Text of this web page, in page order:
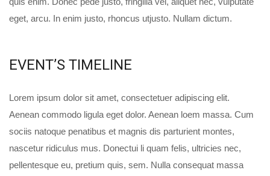
eget, arcu. In enim justo, rhoncus utjusto. Nullam dictum.
EVENT’S TIMELINE
Lorem ipsum dolor sit amet, consectetuer adipiscing elit.
Aenean commodo ligula eget dolor. Aenean loem massa. Cum
sociis natoque penatibus et magnis dis parturient montes,
nascetur ridiculus mus. Donectui li quam felis, ultricies nec,
pellentesque eu, pretium quis, sem. Nulla consequat massa